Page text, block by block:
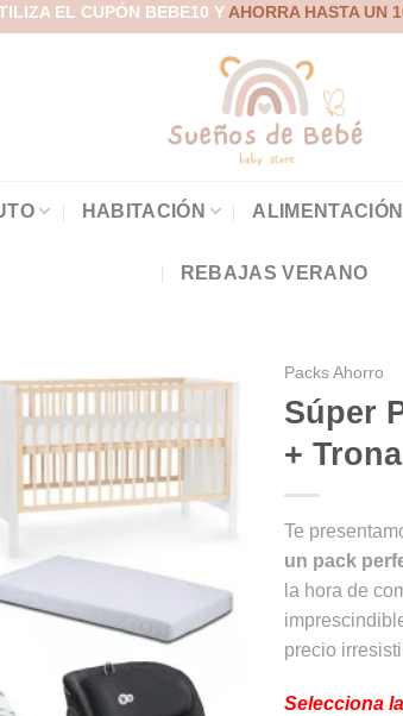
EL CUPÓN BEBE10 Y AHORRA HASTA UN
HABITACIÓN ALIMENTACIÓN
REBAJAS VERANO
Añadir
Packs Ahorro
Súper
+
Te
un pack
la hora de
precio
Selecciona